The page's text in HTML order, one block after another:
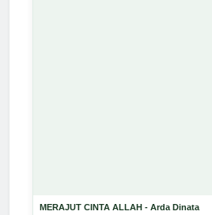
MERAJUT CINTA ALLAH - Arda Dinata